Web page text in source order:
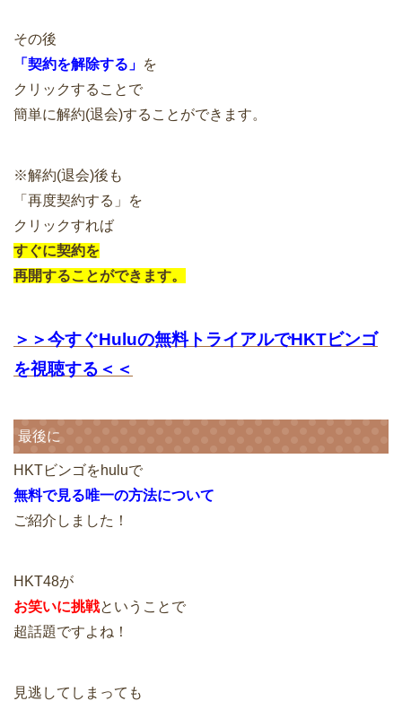
その後
「契約を解除する」 を
クリックすることで
簡単に解約(退会)することができます。
※解約(退会)後も
「再度契約する」を
クリックすれば
すぐに契約を
再開することができます。
＞＞今すぐHuluの無料トライアルでHKTビンゴ
を視聴する＜＜
最後に
HKTビンゴをhuluで
無料で見る唯一の方法について
ご紹介しました！
HKT48が
お笑いに挑戦ということで
超話題ですよね！
見逃してしまっても